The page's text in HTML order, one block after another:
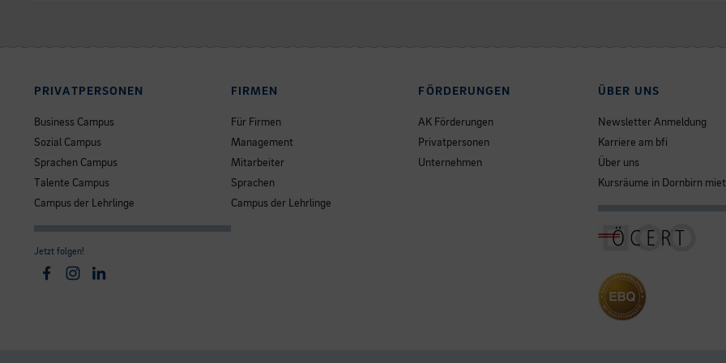
PRIVATPERSONEN
Business Campus
Sozial Campus
Sprachen Campus
Talente Campus
Campus der Lehrlinge
Jetzt folgen!
Facebook
Instagram
Linkedin
FIRMEN
Für Firmen
Management
Mitarbeiter
Sprachen
Campus der Lehrlinge
FÖRDERUNGEN
AK Förderungen
Privatpersonen
Unternehmen
ÜBER UNS
Newsletter Anmeldung
Karriere am bfi
Über uns
Kursräume in Dornbirn